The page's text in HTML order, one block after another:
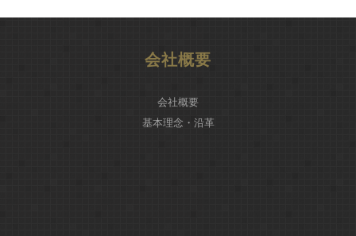
会社概要
会社概要
基本理念・沿革